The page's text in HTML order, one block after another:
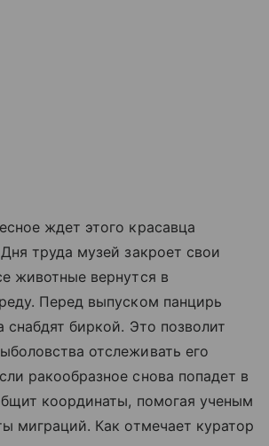
ждет этого красавца
труда музей закроет свои
животные вернутся в
Перед выпуском панцирь
снабдят биркой. Это позволит
отслеживать его
ракообразное снова попадет в
координаты, помогая ученым
миграций. Как отмечает куратор